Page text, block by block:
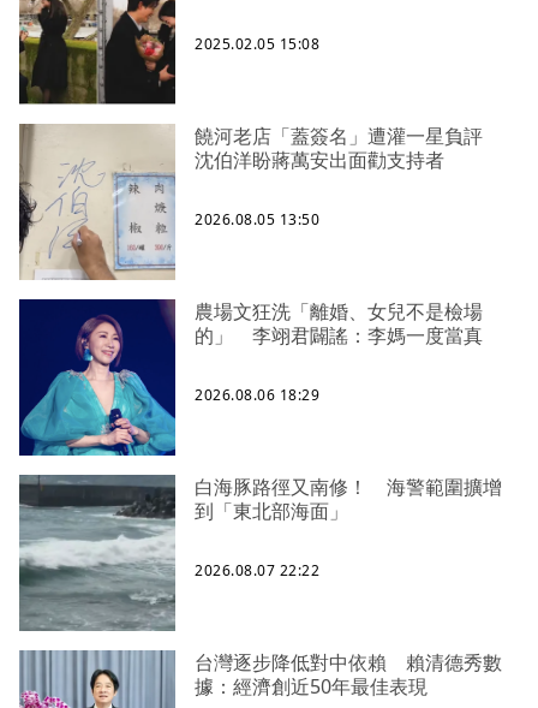
2025.02.05 15:08
饒河老店「蓋簽名」遭灌一星負評
沈伯洋盼蔣萬安出面勸支持者
2026.08.05 13:50
農場文狂洗「離婚、女兒不是檢場
的」 李翊君闢謠：李媽一度當真
2026.08.06 18:29
白海豚路徑又南修！ 海警範圍擴增
到「東北部海面」
2026.08.07 22:22
台灣逐步降低對中依賴 賴清德秀數
據：經濟創近50年最佳表現